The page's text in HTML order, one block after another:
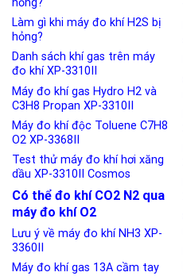
hỏng?
Làm gì khi máy đo khí H2S bị
hỏng?
Danh sách khí gas trên máy
đo khí XP-3310II
Máy đo khí gas Hydro H2 và
C3H8 Propan XP-3310II
Máy đo khí độc Toluene C7H8
O2 XP-3368II
Test thử máy đo khí hơi xăng
dầu XP-3310II Cosmos
Có thể đo khí CO2 N2 qua
máy đo khí O2
Lưu ý về máy đo khí NH3 XP-
3360II
Máy đo khí gas 13A cầm tay